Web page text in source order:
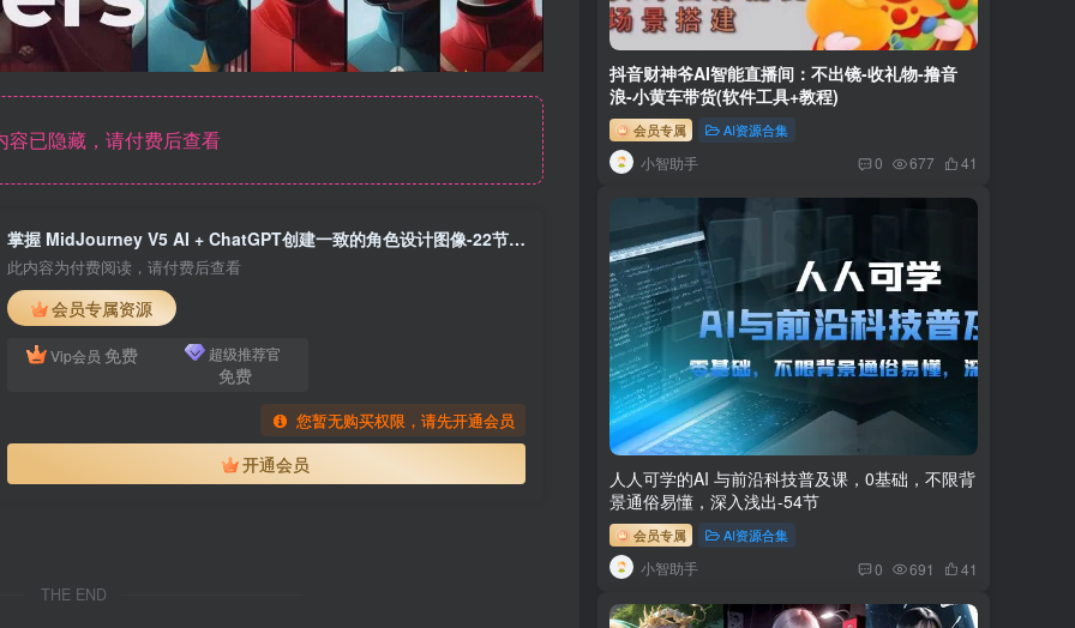
已隐藏，请付费后查看
掌握 MidJourney V5 AI + ChatGPT创建一致的角色设计图像-22节课-中英字幕
此内容为付费阅读，请付费后查看
会员专属资源
Vip会员 免费 超级推荐官
免费
您暂无购买权限，请先开通会员
开通会员
THE END
抖音财神爷AI智能直播间：不出镜-收礼物-撸音
浪-小黄车带货(软件工具+教程)
会员专属 AI资源合集
小智助手 0 677 41
人人可学的AI 与前沿科技普及课，0基础，不限背
景通俗易懂，深入浅出-54节
会员专属 AI资源合集
小智助手 0 691 41